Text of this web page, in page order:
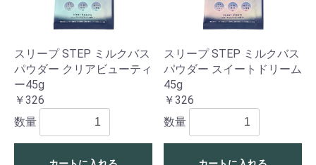
スリープ STEP ミルクバス
パウダー クリアビューティ
ー45g
￥326
数量
スリープ STEP ミルクバス
パウダー スイートドリーム
45g
￥326
数量